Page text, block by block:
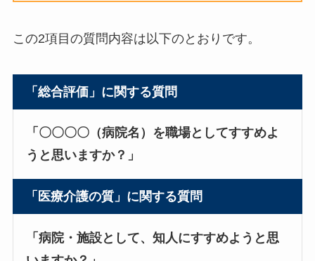
この2項目の質問内容は以下のとおりです。
「総合評価」に関する質問
「〇〇〇〇（病院名）を職場としてすすめよ
うと思いますか？」
「医療介護の質」に関する質問
「病院・施設として、知人にすすめようと思